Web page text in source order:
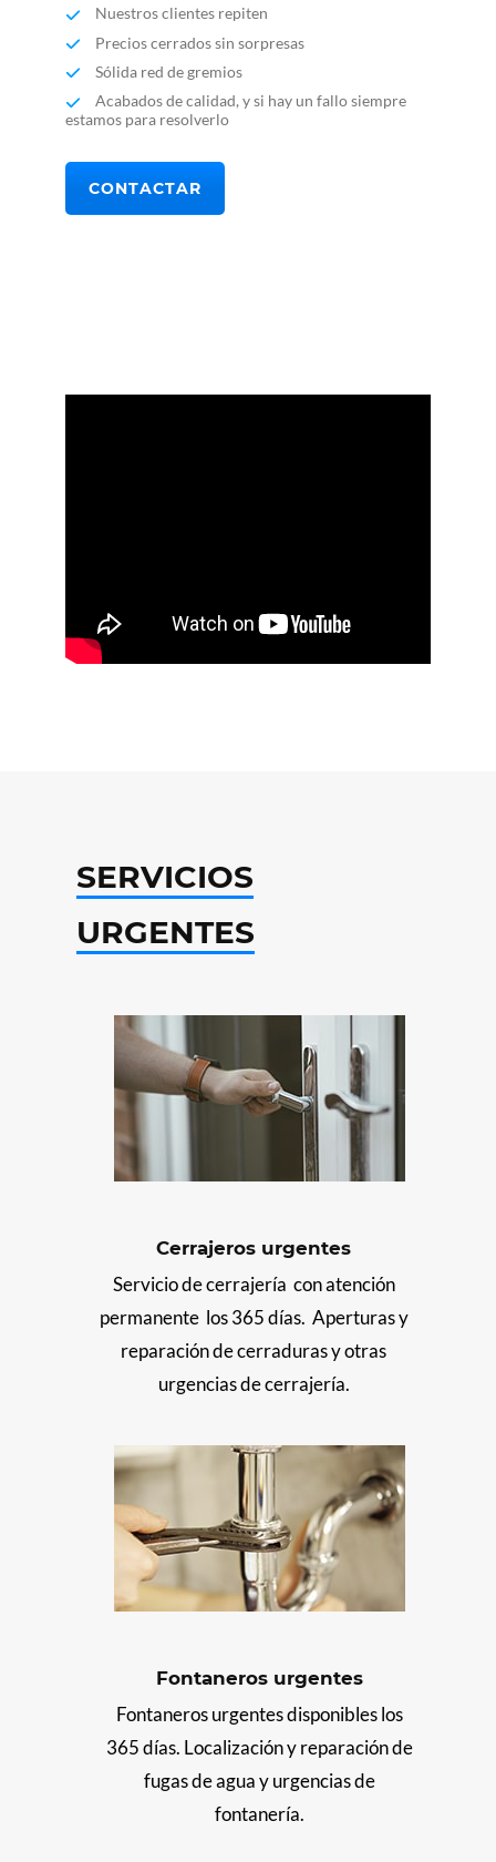
Nuestros clientes repiten
Precios cerrados sin sorpresas
Sólida red de gremios
Acabados de calidad, y si hay un fallo siempre
estamos para resolverlo
CONTACTAR
SERVICIOS
URGENTES
Cerrajeros urgentes
Servicio de cerrajería con atención
permanente los 365 días. Aperturas y
reparación de cerraduras y otras
urgencias de cerrajería.
Fontaneros urgentes
Fontaneros urgentes disponibles los
365 días. Localización y reparación de
fugas de agua y urgencias de
fontanería.